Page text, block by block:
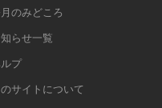
のみどころ
らせ一覧
プ
サイトについて